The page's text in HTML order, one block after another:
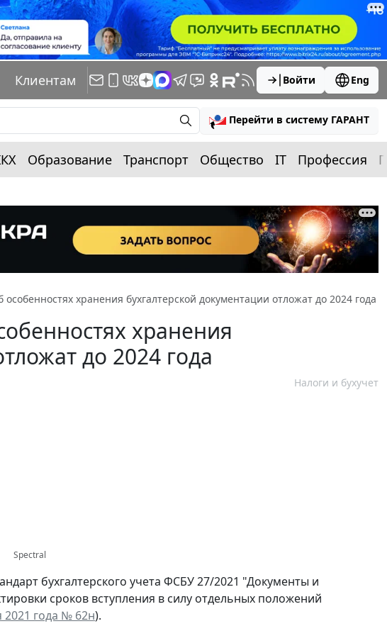
Клиентам Войти Eng
Перейти в систему ГАРАНТ
Образование Транспорт Общество IT Профессия
хранения бухгалтерской документации отложат до 2024 года
хранения
до 2024 года
Налоги и бухучет
Spectral
бухгалтерского учета ФСБУ 27/2021 "Документы и
сроков вступления в силу отдельных положений
года № 62н).